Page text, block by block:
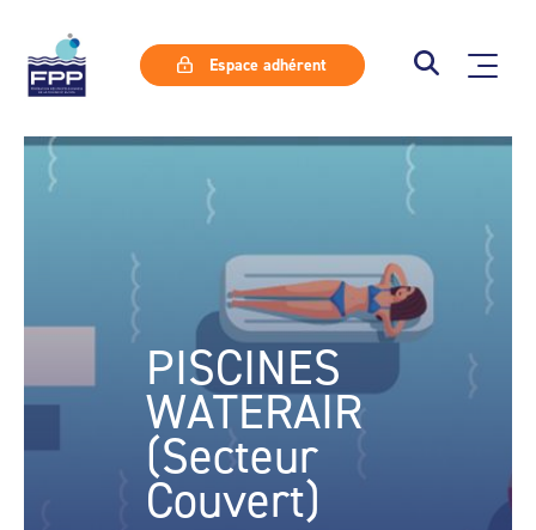
Espace adhérent
PISCINES
WATERAIR
(Secteur
Couvert)